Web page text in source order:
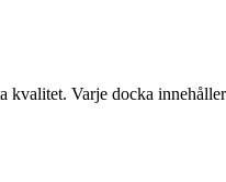
Varje docka